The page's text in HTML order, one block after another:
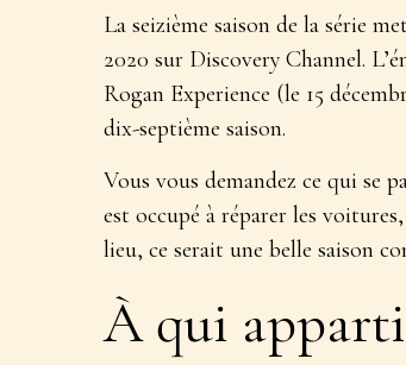
La seizième saison de la série
2020 sur Discovery Channel.
Rogan Experience (le 15
dix-septième saison.
Vous vous demandez ce qui se
est occupé à réparer les
lieu, ce serait une belle saison
À qui